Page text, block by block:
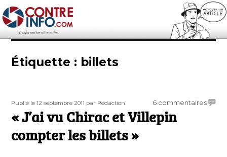
Contre-Info
Étiquette : billets
Publié
Publié le 12 septembre 2011 Auteur
par Rédaction 6 commentairessur
« J’ai vu Chirac et Villepin
compter les billets »